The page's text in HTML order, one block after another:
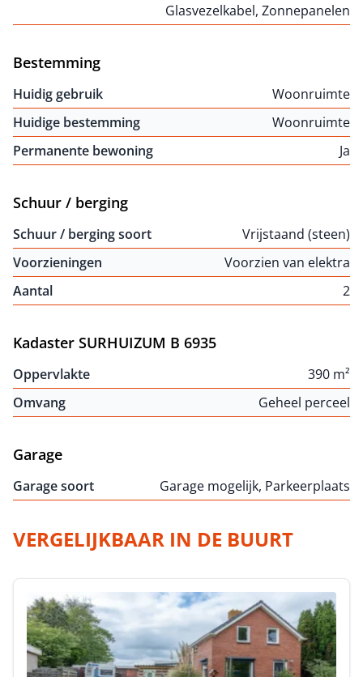
Glasvezelkabel, Zonnepanelen
Bestemming
Huidig gebruik
Woonruimte
Huidige bestemming
Woonruimte
Permanente bewoning
Ja
Schuur / berging
Schuur / berging soort
Vrijstaand (steen)
Voorzieningen
Voorzien van elektra
Aantal
2
Kadaster SURHUIZUM B 6935
Oppervlakte
390 m²
Omvang
Geheel perceel
Garage
Garage soort Garage mogelijk, Parkeerplaats
VERGELIJKBAAR IN DE BUURT